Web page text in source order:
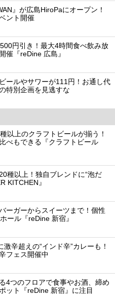
』が広島HiroPaにオープン！
ント開催
円引き！最大4時間食べ飲み放
催『reDine 広島』
ールやサワーが111円！お通し代
特別企画を見逃すな
以上のクラフトビールが揃う！
べもできる『クラフトビール
種以上！独自ブレンドに“泡だ
KITCHEN』
ーガーからスイーツまで！個性
ール『reDine 新宿』
辛超えの“インド辛”カレーも！
フェス開催中
4つのフロアで食事やお酒、締め
ット『reDine 新宿』に注目